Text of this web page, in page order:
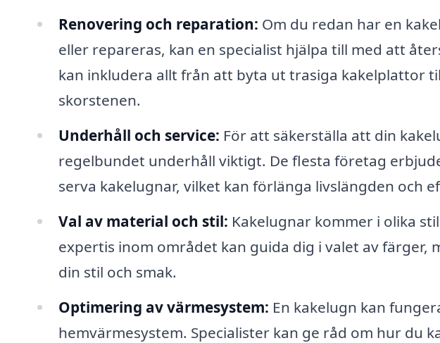
Renovering och reparation: Om du redan har en
eller repareras, kan en specialist hjälpa till med att
kan inkludera allt från att byta ut trasiga kakelplattor
skorstenen.
Underhåll och service: För att säkerställa att din
regelbundet underhåll viktigt. De flesta företag
serva kakelugnar, vilket kan förlänga livslängden och
Val av material och stil: Kakelugnar kommer i olika
expertis inom området kan guida dig i valet av färger,
din stil och smak.
Optimering av värmesystem: En kakelugn kan
hemvärmesystem. Specialister kan ge råd om hur du